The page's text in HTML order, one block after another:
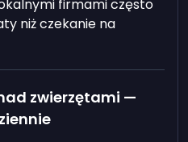
firmami często
niż czekanie na
zwierzętami —